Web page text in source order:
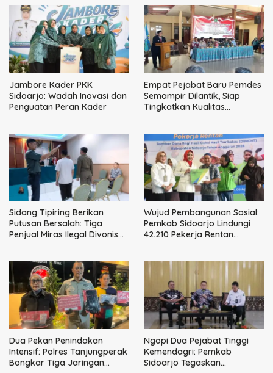
Jambore Kader PKK
Sidoarjo: Wadah Inovasi dan
Penguatan Peran Kader
Empat Pejabat Baru Pemdes
Semampir Dilantik, Siap
Tingkatkan Kualitas
Sidang Tipiring Berikan
Putusan Bersalah: Tiga
Penjual Miras Ilegal Divonis
Wujud Pembangunan Sosial:
Pemkab Sidoarjo Lindungi
42.210 Pekerja Rentan
Dua Pekan Penindakan
Intensif: Polres Tanjungperak
Bongkar Tiga Jaringan
Ngopi Dua Pejabat Tinggi
Kemendagri: Pemkab
Sidoarjo Tegaskan